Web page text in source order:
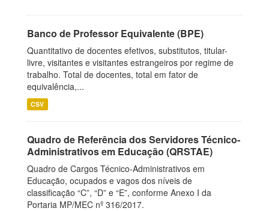
Banco de Professor Equivalente (BPE)
Quantitativo de docentes efetivos, substitutos, titular-
livre, visitantes e visitantes estrangeiros por regime de
trabalho. Total de docentes, total em fator de
equivalência,...
CSV
Quadro de Referência dos Servidores Técnico-
Administrativos em Educação (QRSTAE)
Quadro de Cargos Técnico-Administrativos em
Educação, ocupados e vagos dos níveis de
classificação “C”, “D” e “E”, conforme Anexo I da
Portaria MP/MEC nº 316/2017.